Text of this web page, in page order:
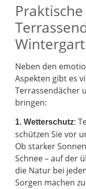
Neben den
Aspekten gibt es
Terrassendächer
bringen:
1. Wetterschutz:
schützen Sie vor
Ob starker
Schnee – auf der
die Natur bei
Sorgen machen